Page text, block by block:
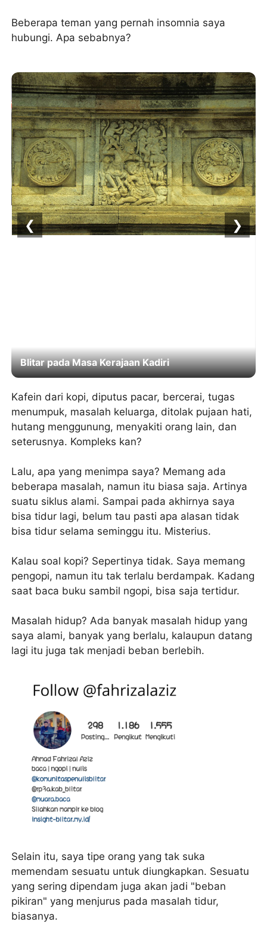
Beberapa teman yang pernah insomnia saya
hubungi. Apa sebabnya?
Blitar pada Masa Kerajaan Kadiri
❮ ❯
Kafein dari kopi, diputus pacar, bercerai, tugas
menumpuk, masalah keluarga, ditolak pujaan hati,
hutang menggunung, menyakiti orang lain, dan
seterusnya. Kompleks kan?
Lalu, apa yang menimpa saya? Memang ada
beberapa masalah, namun itu biasa saja. Artinya
suatu siklus alami. Sampai pada akhirnya saya
bisa tidur lagi, belum tau pasti apa alasan tidak
bisa tidur selama seminggu itu. Misterius.
Kalau soal kopi? Sepertinya tidak. Saya memang
pengopi, namun itu tak terlalu berdampak. Kadang
saat baca buku sambil ngopi, bisa saja tertidur.
Masalah hidup? Ada banyak masalah hidup yang
saya alami, banyak yang berlalu, kalaupun datang
lagi itu juga tak menjadi beban berlebih.
Selain itu, saya tipe orang yang tak suka
memendam sesuatu untuk diungkapkan. Sesuatu
yang sering dipendam juga akan jadi "beban
pikiran" yang menjurus pada masalah tidur,
biasanya.